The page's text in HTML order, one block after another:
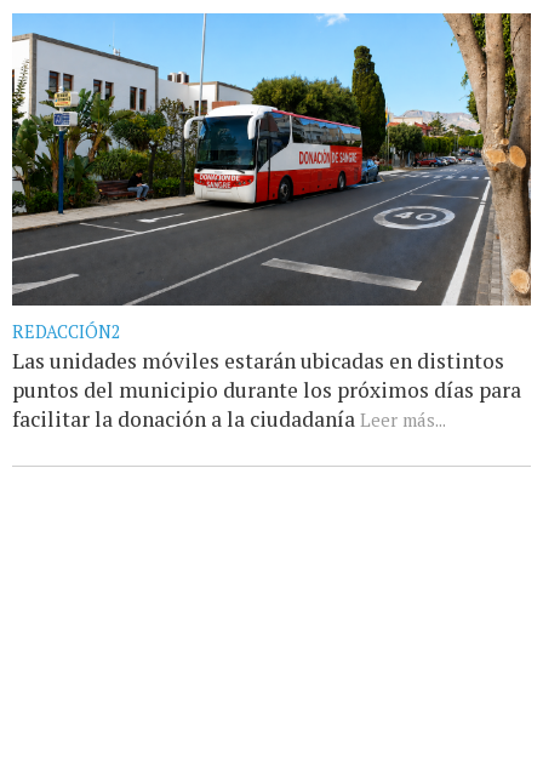
REDACCIÓN2
Las unidades móviles estarán ubicadas en distintos
puntos del municipio durante los próximos días para
facilitar la donación a la ciudadanía Leer más...